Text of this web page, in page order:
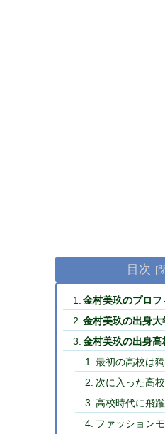
目次
金村美玖のプロフ
金村美玖の出身大
金村美玖の出身高
最初の高校は
次に入った高
高校時代に飛
ファッション